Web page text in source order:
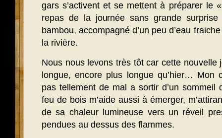
gars s’activent et se mettent à préparer le
repas de la journée sans grande
bambou, accompagné d’un peu d’eau
la rivière.
Nous nous levons très tôt car cette nouvelle
longue, encore plus longue qu’hier… Mon
pas tellement de mal a sortir d’un
feu de bois m’aide aussi à émerger,
de sa chaleur lumineuse vers un réveil
pendues au dessus des flammes.